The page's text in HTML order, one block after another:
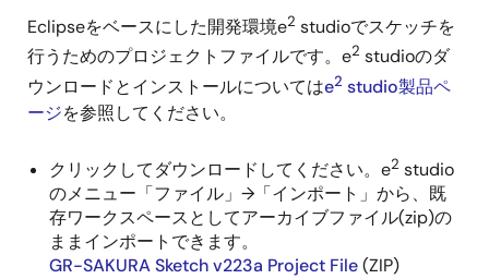
Eclipseをベースにした開発環境e2 studioでスケッチを
行うためのプロジェクトファイルです。e2 studioのダ
ウンロードとインストールについてはe2 studio製品ペ
ージを参照してください。
クリックしてダウンロードしてください。e2 studio
のメニュー「ファイル」→「インポート」から、既
存ワークスペースとしてアーカイブファイル(zip)の
ままインポートできます。
GR-SAKURA Sketch v223a Project File(ZIP)